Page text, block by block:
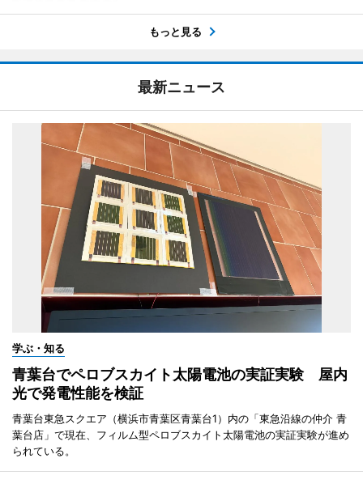
もっと見る
最新ニュース
学ぶ・知る
青葉台でペロブスカイト太陽電池の実証実験 屋内
光で発電性能を検証
青葉台東急スクエア（横浜市青葉区青葉台1）内の「東急沿線の仲介 青
葉台店」で現在、フィルム型ペロブスカイト太陽電池の実証実験が進め
られている。